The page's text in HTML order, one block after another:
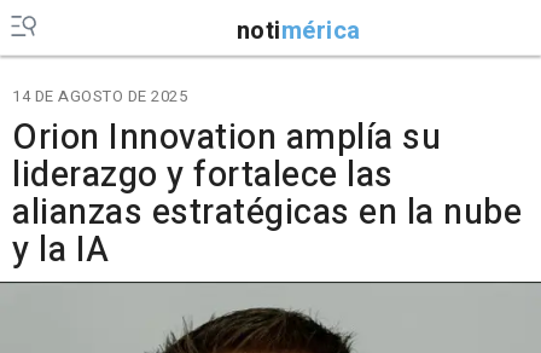
notimérica
14 DE AGOSTO DE 2025
Orion Innovation amplía su
liderazgo y fortalece las
alianzas estratégicas en la nube
y la IA